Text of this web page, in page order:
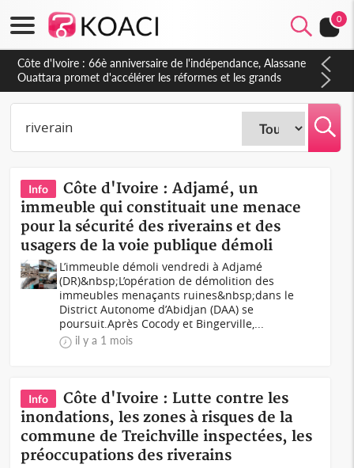
0
Côte d'Ivoire : À Abidjan, Amadou Oury Bah admire le modèle
ivoirien et veut s'en inspirer pour accélérer le développement
de la Guinée
Info
Côte d'Ivoire : Adjamé, un
immeuble qui constituait une menace
pour la sécurité des riverains et des
usagers de la voie publique démoli
L’immeuble démoli vendredi à Adjamé
(DR)&nbsp;L’opération de démolition des
immeubles menaçants ruines&nbsp;dans le
District Autonome d’Abidjan (DAA) se
poursuit.Après Cocody et Bingerville,...
il y a 1 mois
Info
Côte d'Ivoire : Lutte contre les
inondations, les zones à risques de la
commune de Treichville inspectées, les
préoccupations des riverains